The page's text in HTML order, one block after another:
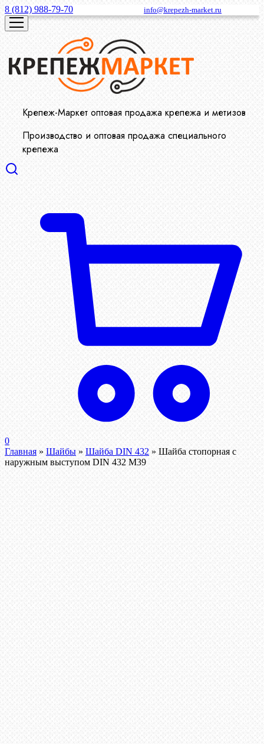
8 (812) 988-79-70 info@krepezh-market.ru
Крепеж-Маркет оптовая продажа крепежа и метизов
Производство и оптовая продажа специального
крепежа
0
Главная » Шайбы » Шайба DIN 432 » Шайба стопорная с
наружным выступом DIN 432 М39